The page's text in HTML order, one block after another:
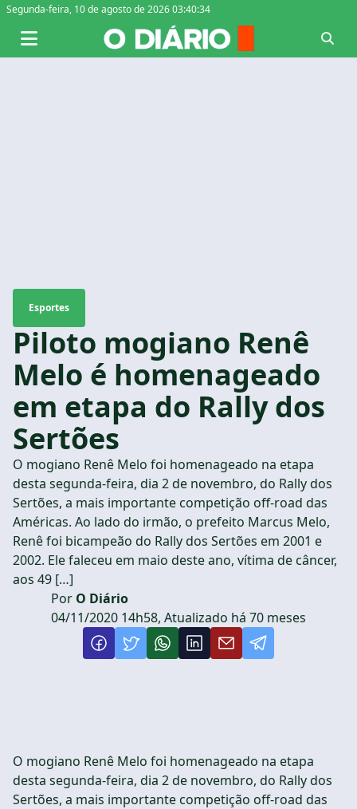
Segunda-feira, 10 de agosto de 2026 03:40:35
Esportes
Piloto mogiano Renê
Melo é homenageado
em etapa do Rally dos
Sertões
O mogiano Renê Melo foi homenageado na etapa
desta segunda-feira, dia 2 de novembro, do Rally dos
Sertões, a mais importante competição off-road das
Américas. Ao lado do irmão, o prefeito Marcus Melo,
Renê foi bicampeão do Rally dos Sertões em 2001 e
2002. Ele faleceu em maio deste ano, vítima de câncer,
aos 49 […]
Por O Diário
04/11/2020 14h58, Atualizado há 70 meses
O mogiano Renê Melo foi homenageado na etapa
desta segunda-feira, dia 2 de novembro, do Rally dos
Sertões, a mais importante competição off-road das